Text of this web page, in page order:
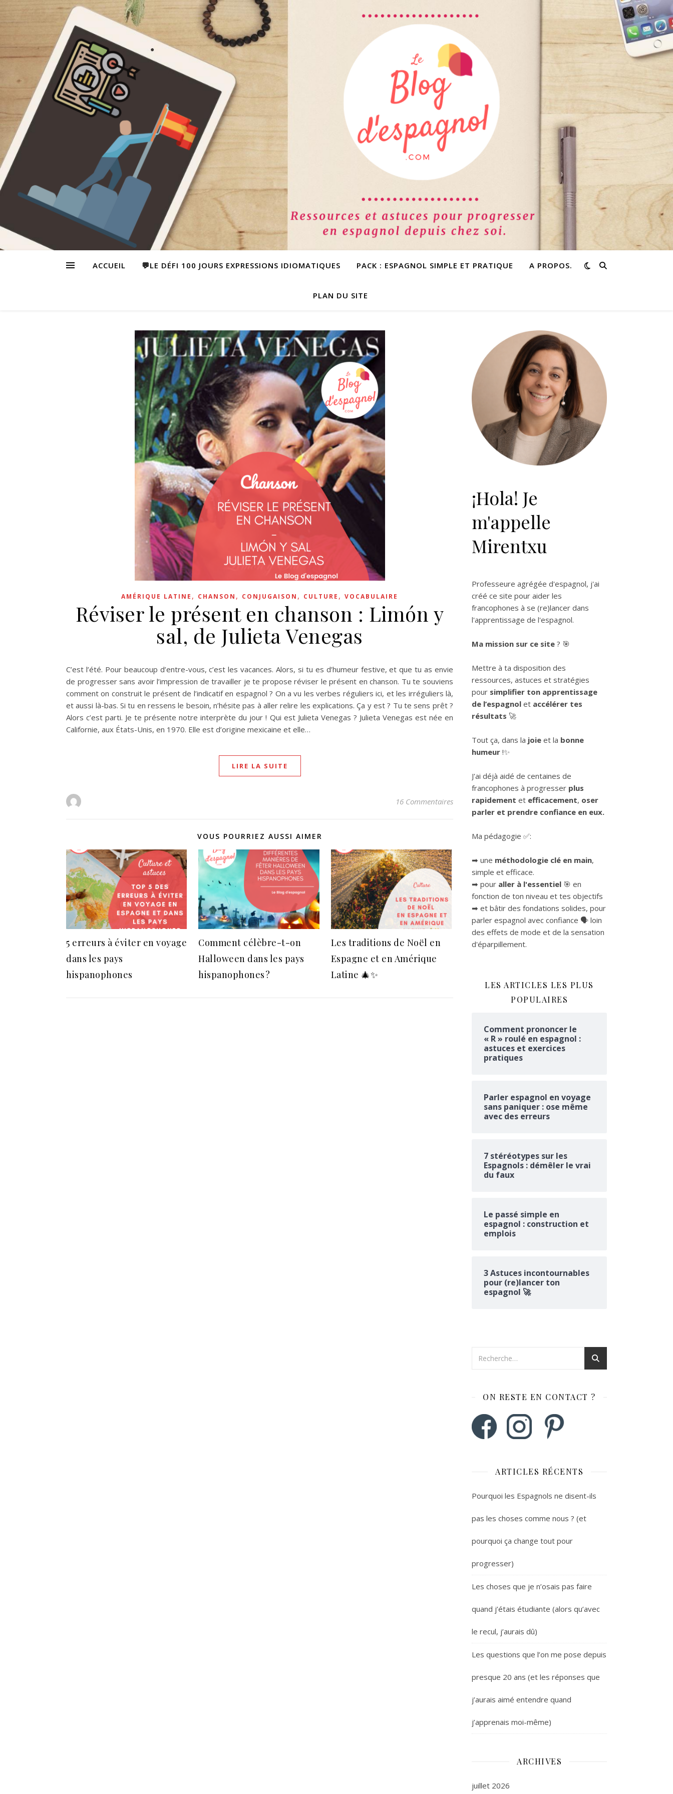
ACCUEIL 💬LE DÉFI 100 JOURS EXPRESSIONS IDIOMATIQUES PACK : ESPAGNOL SIMPLE ET PRATIQUE A PROPOS.
PLAN DU SITE
AMÉRIQUE LATINE , CHANSON , CONJUGAISON , CULTURE , VOCABULAIRE
Réviser le présent en chanson : Limón y
sal, de Julieta Venegas
C’est l’été. Pour beaucoup d’entre-vous, c’est les vacances. Alors, si tu es d’humeur festive, et que tu as envie
de progresser sans avoir l’impression de travailler je te propose réviser le présent en chanson. Tu te souviens
comment on construit le présent de l’indicatif en espagnol ? On a vu les verbes réguliers ici, et les irréguliers là,
et aussi là-bas. Si tu en ressens le besoin, n’hésite pas à aller relire les explications. Ça y est ? Tu te sens prêt ?
Alors c’est parti. Je te présente notre interprète du jour ! Qui est Julieta Venegas ? Julieta Venegas est née en
Californie, aux États-Unis, en 1970. Elle est d’origine mexicaine et elle…
LIRE LA SUITE
16 Commentaires
VOUS POURRIEZ AUSSI AIMER
5 erreurs à éviter en voyage
dans les pays
hispanophones
Comment célèbre-t-on
Halloween dans les pays
hispanophones ?
Les traditions de Noël en
Espagne et en Amérique
Latine 🎄✨
¡Hola! Je
m'appelle
Mirentxu
Professeure agrégée d'espagnol, j'ai
créé ce site pour aider les
francophones à se (re)lancer dans
l'apprentissage de l'espagnol.
Ma mission sur ce site ? 🎯
Mettre à ta disposition des
ressources, astuces et stratégies
pour simplifier ton apprentissage
de l’espagnol et accélérer tes
résultats 🚀
Tout ça, dans la joie et la bonne
humeur !✨
J'ai déjà aidé de centaines de
francophones à progresser plus
rapidement et efficacement, oser
parler et prendre confiance en eux.
Ma pédagogie ✅:
➡ une méthodologie clé en main,
simple et efficace.
➡ pour aller à l'essentiel 🎯 en
fonction de ton niveau et tes objectifs
➡ et bâtir des fondations solides, pour
parler espagnol avec confiance 🗣 loin
des effets de mode et de la sensation
d'éparpillement.
LES ARTICLES LES PLUS
POPULAIRES
Comment prononcer le
« R » roulé en espagnol :
astuces et exercices
pratiques
Parler espagnol en voyage
sans paniquer : ose même
avec des erreurs
7 stéréotypes sur les
Espagnols : démêler le vrai
du faux
Le passé simple en
espagnol : construction et
emplois
3 Astuces incontournables
pour (re)lancer ton
espagnol 🚀
ON RESTE EN CONTACT ?
ARTICLES RÉCENTS
Pourquoi les Espagnols ne disent-ils
pas les choses comme nous ? (et
pourquoi ça change tout pour
progresser)
Les choses que je n’osais pas faire
quand j’étais étudiante (alors qu’avec
le recul, j’aurais dû)
Les questions que l’on me pose depuis
presque 20 ans (et les réponses que
j’aurais aimé entendre quand
j’apprenais moi-même)
ARCHIVES
juillet 2026